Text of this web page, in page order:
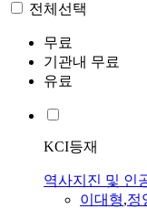
전체선택
무료
기관내 무료
유료
KCI등재
역사지진 및 인
이대형,정